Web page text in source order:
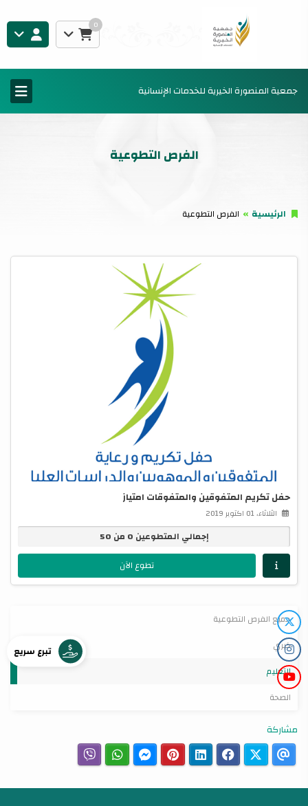
0
جمعية المنصورة الخيرية للخدمات الإنسانية
الفرص التطوعية
الرئيسية الفرص التطوعية
حفل تكريم المتفوقين والمتفوقات امتياز
الثلاثاء، 01 اكتوبر 2019
إجمالي المتطوعين 0 من 50
تطوع الآن
جميع الفرص التطوعية
خيري
التعليم
الصحة
مشاركة
تبرع سريع